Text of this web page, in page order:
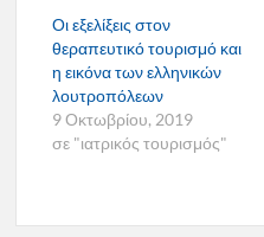
Οι εξελίξεις στον
θεραπευτικό τουρισμό και
η εικόνα των ελληνικών
λουτροπόλεων
9 Οκτωβρίου, 2019
σε "ιατρικός τουρισμός"